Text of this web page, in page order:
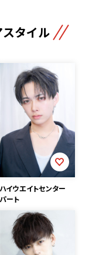
タイル
ハイウエイトセンター
パート